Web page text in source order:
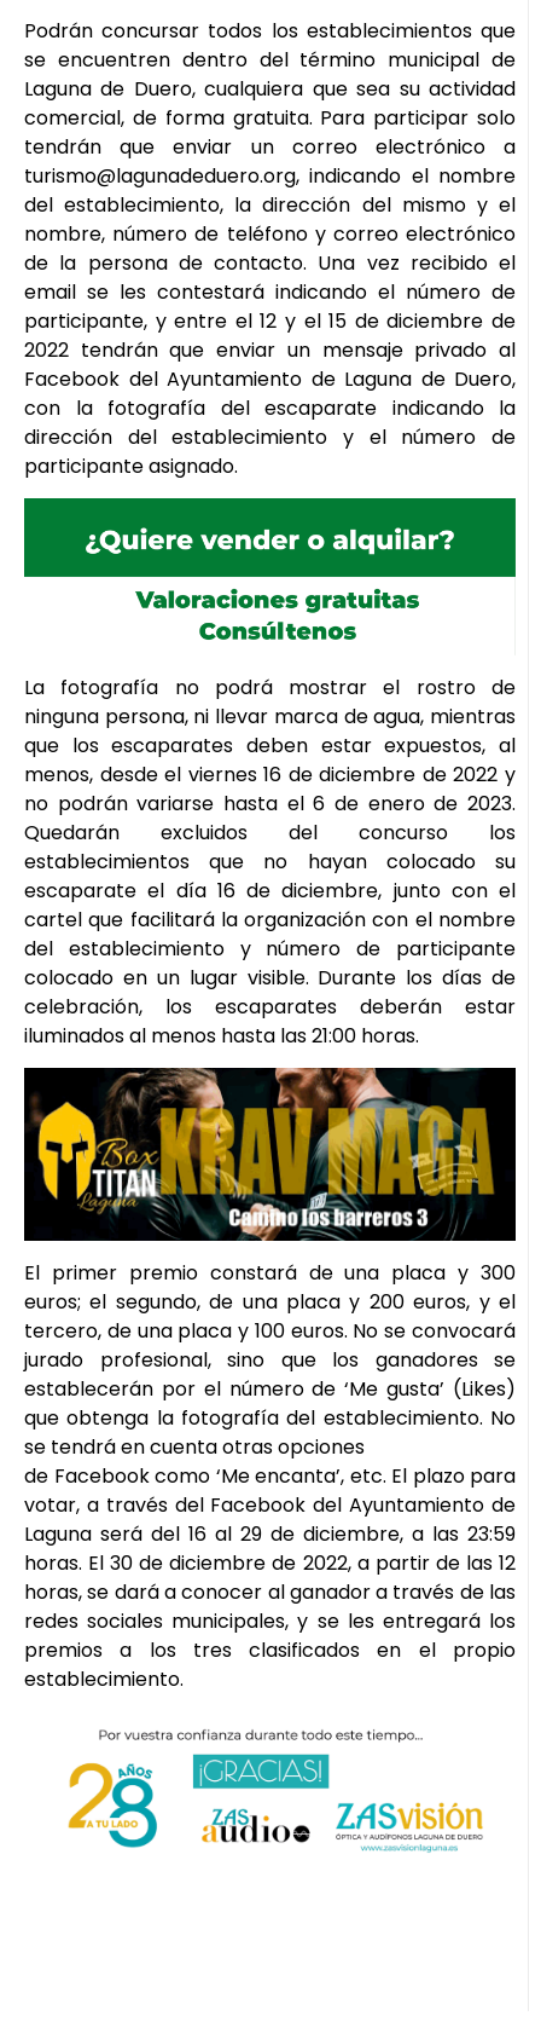
Podrán concursar todos los establecimientos que
se encuentren dentro del término municipal de
Laguna de Duero, cualquiera que sea su actividad
comercial, de forma gratuita. Para participar solo
tendrán que enviar un correo electrónico a
turismo@lagunadeduero.org, indicando el nombre
del establecimiento, la dirección del mismo y el
nombre, número de teléfono y correo electrónico
de la persona de contacto. Una vez recibido el
email se les contestará indicando el número de
participante, y entre el 12 y el 15 de diciembre de
2022 tendrán que enviar un mensaje privado al
Facebook del Ayuntamiento de Laguna de Duero,
con la fotografía del escaparate indicando la
dirección del establecimiento y el número de
participante asignado.
La fotografía no podrá mostrar el rostro de
ninguna persona, ni llevar marca de agua, mientras
que los escaparates deben estar expuestos, al
menos, desde el viernes 16 de diciembre de 2022 y
no podrán variarse hasta el 6 de enero de 2023.
Quedarán excluidos del concurso los
establecimientos que no hayan colocado su
escaparate el día 16 de diciembre, junto con el
cartel que facilitará la organización con el nombre
del establecimiento y número de participante
colocado en un lugar visible. Durante los días de
celebración, los escaparates deberán estar
iluminados al menos hasta las 21:00 horas.
El primer premio constará de una placa y 300
euros; el segundo, de una placa y 200 euros, y el
tercero, de una placa y 100 euros. No se convocará
jurado profesional, sino que los ganadores se
establecerán por el número de ‘Me gusta’ (Likes)
que obtenga la fotografía del establecimiento. No
se tendrá en cuenta otras opciones
de Facebook como ‘Me encanta’, etc. El plazo para
votar, a través del Facebook del Ayuntamiento de
Laguna será del 16 al 29 de diciembre, a las 23:59
horas. El 30 de diciembre de 2022, a partir de las 12
horas, se dará a conocer al ganador a través de las
redes sociales municipales, y se les entregará los
premios a los tres clasificados en el propio
establecimiento.